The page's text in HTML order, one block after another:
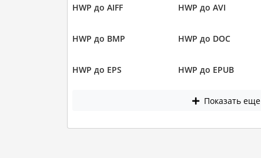
HWP до AIFF HWP до AVI
HWP до BMP HWP до DOC
HWP до EPS HWP до EPUB
Показать еще